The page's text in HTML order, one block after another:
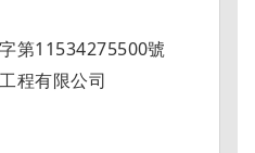
第11534275500號
程有限公司